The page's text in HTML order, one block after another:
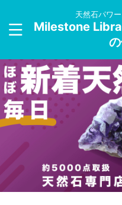
天然石パワ
Milestone